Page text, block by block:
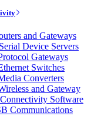
and Gateways
Device Servers
Gateways
Switches
Converters
and Gateway
Software
Communications